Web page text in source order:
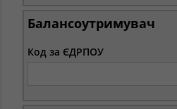
Балансоутримувач
Код за ЄДРПОУ